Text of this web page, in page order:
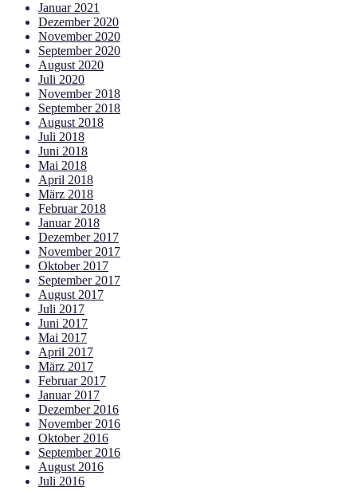
Januar 2021
Dezember 2020
November 2020
September 2020
August 2020
Juli 2020
November 2018
September 2018
August 2018
Juli 2018
Juni 2018
Mai 2018
April 2018
März 2018
Februar 2018
Januar 2018
Dezember 2017
November 2017
Oktober 2017
September 2017
August 2017
Juli 2017
Juni 2017
Mai 2017
April 2017
März 2017
Februar 2017
Januar 2017
Dezember 2016
November 2016
Oktober 2016
September 2016
August 2016
Juli 2016